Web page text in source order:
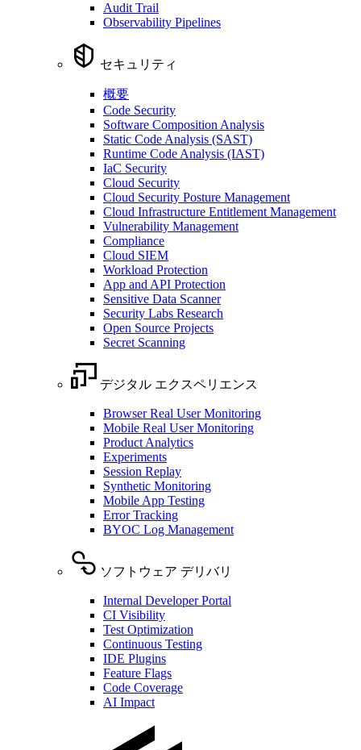
Audit Trail
Observability Pipelines
セキュリティ
概要
Code Security
Software Composition Analysis
Static Code Analysis (SAST)
Runtime Code Analysis (IAST)
IaC Security
Cloud Security
Cloud Security Posture Management
Cloud Infrastructure Entitlement Management
Vulnerability Management
Compliance
Cloud SIEM
Workload Protection
App and API Protection
Sensitive Data Scanner
Security Labs Research
Open Source Projects
Secret Scanning
デジタル エクスペリエンス
Browser Real User Monitoring
Mobile Real User Monitoring
Product Analytics
Experiments
Session Replay
Synthetic Monitoring
Mobile App Testing
Error Tracking
BYOC Log Management
ソフトウェア デリバリ
Internal Developer Portal
CI Visibility
Test Optimization
Continuous Testing
IDE Plugins
Feature Flags
Code Coverage
AI Impact